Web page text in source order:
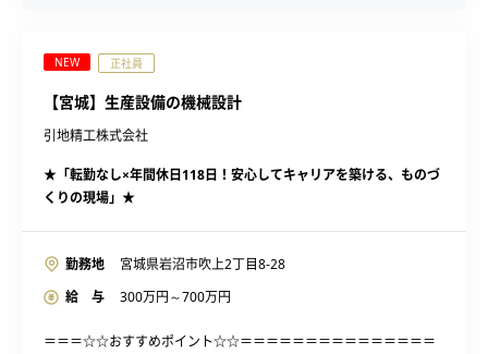
NEW 正社員
【宮城】生産設備の機械設計
引地精工株式会社
★「転勤なし×年間休日118日！安心してキャリアを築ける、ものづ
くりの現場」★
勤務地
宮城県岩沼市吹上2丁目8-28
給 与
300万円～700万円
＝＝＝☆☆おすすめポイント☆☆＝＝＝＝＝＝＝＝＝＝＝＝＝＝＝